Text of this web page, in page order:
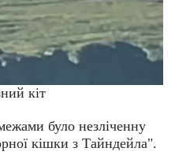
кіт
було незліченну
кішки з Тайндейла".